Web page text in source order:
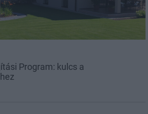
Program: kulcs a